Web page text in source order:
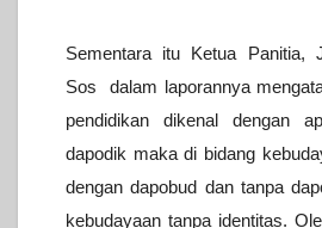
Sementara itu Ketua Panitia,
Sos dalam laporannya
pendidikan dikenal dengan
dapodik maka di bidang
dengan dapobud dan tanpa
kebudayaan tanpa identitas.